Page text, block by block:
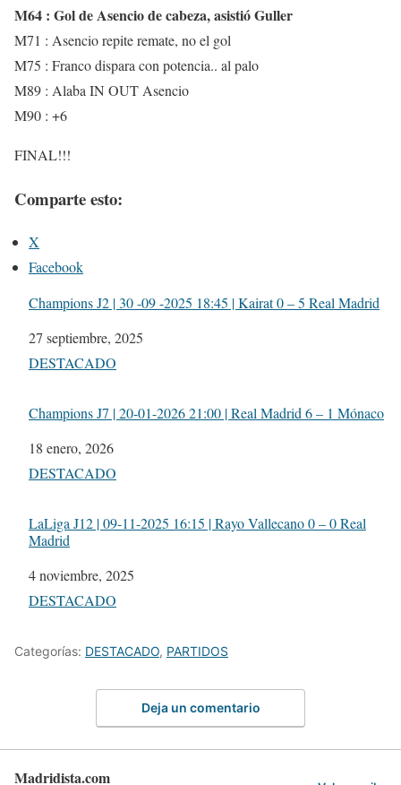
M64 : Gol de Asencio de cabeza, asistió Guller
M71 : Asencio repite remate, no el gol
M75 : Franco dispara con potencia.. al palo
M89 : Alaba IN OUT Asencio
M90 : +6
FINAL!!!
Comparte esto:
X
Facebook
Champions J2 | 30 -09 -2025 18:45 | Kairat 0 – 5 Real Madrid
Fecha
27 septiembre, 2025
Respecto a
DESTACADO
Champions J7 | 20-01-2026 21:00 | Real Madrid 6 – 1 Mónaco
Fecha
18 enero, 2026
Respecto a
DESTACADO
LaLiga J12 | 09-11-2025 16:15 | Rayo Vallecano 0 – 0 Real
Madrid
Fecha
4 noviembre, 2025
Respecto a
DESTACADO
Categorías: DESTACADO, PARTIDOS
Deja un comentario
Madridista.com